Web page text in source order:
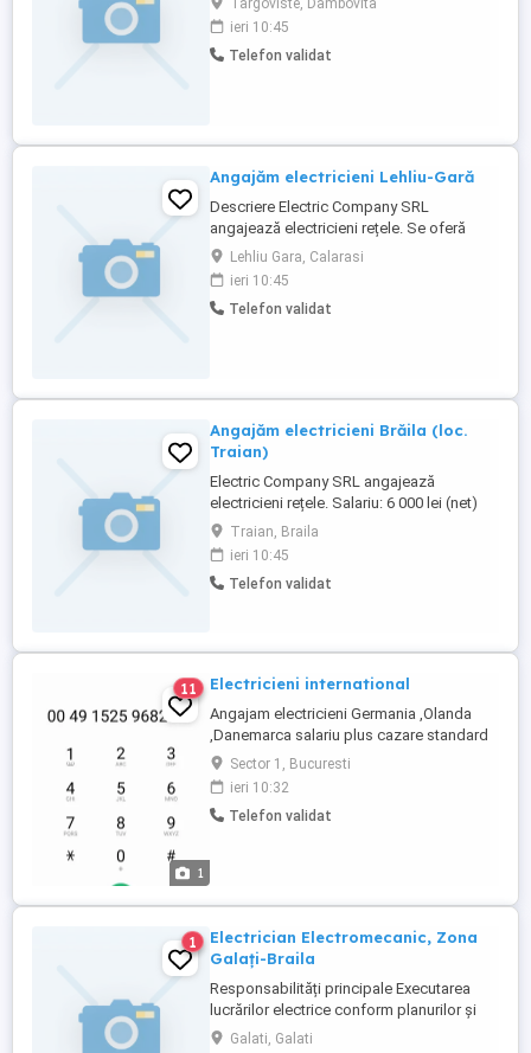
Targoviste, Dambovita
ieri 10:45
Telefon validat
Angajăm electricieni Lehliu-Gară
Descriere Electric Company SRL
angajează electricieni rețele. Se oferă
salarii atractive și alte beneficii.
Lehliu Gara, Calarasi
ieri 10:45
Telefon validat
Angajăm electricieni Brăila (loc.
Traian)
Electric Company SRL angajează
electricieni rețele. Salariu: 6 000 lei (net)
Traian, Braila
ieri 10:45
Telefon validat
1
11 Electricieni international
Angajam electricieni Germania ,Olanda
,Danemarca salariu plus cazare standard
international Relatii pe watsapp sau tel
Sector 1, Bucuresti
ieri 10:32
Telefon validat
1
Electrician Electromecanic, Zona
Galați-Braila
Responsabilități principale Executarea
lucrărilor electrice conform planurilor și
schemelor primite Montarea, întreținerea
Galati, Galati